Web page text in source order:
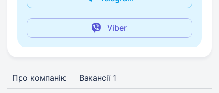
Viber
Про компанію Вакансії 1